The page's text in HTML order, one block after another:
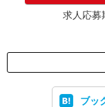
求人応募
ブッ